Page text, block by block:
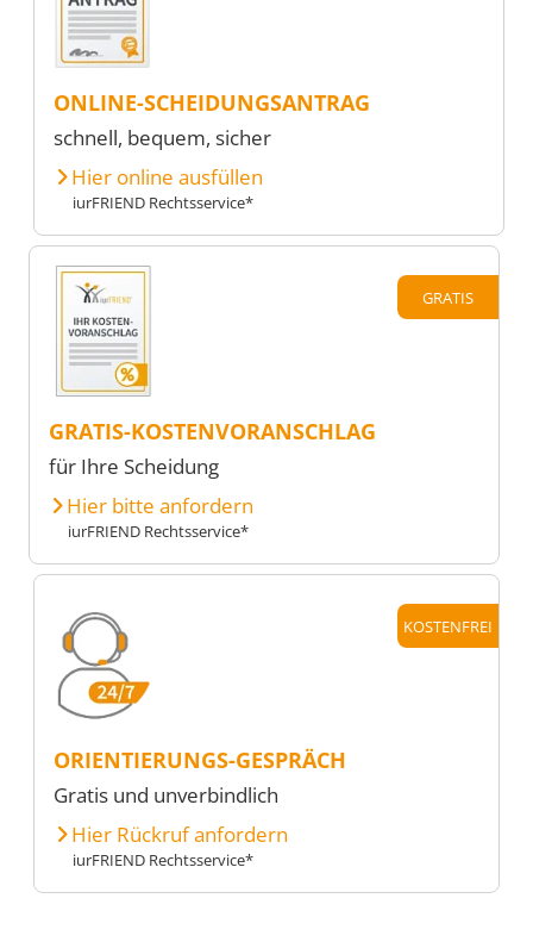
ONLINE-SCHEIDUNGSANTRAG
schnell, bequem, sicher
Hier online ausfüllen
iurFRIEND Rechtsservice*
GRATIS
GRATIS-KOSTENVORANSCHLAG
für Ihre Scheidung
Hier bitte anfordern
iurFRIEND Rechtsservice*
KOSTENFREI
ORIENTIERUNGS-GESPRÄCH
Gratis und unverbindlich
Hier Rückruf anfordern
iurFRIEND Rechtsservice*